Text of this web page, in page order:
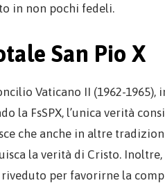
in non pochi fedeli.
San Pio X
Vaticano II (1962-1965),
la FsSPX, l’unica verità
che anche in altre
la verità di Cristo. Inoltre,
per favorirne la